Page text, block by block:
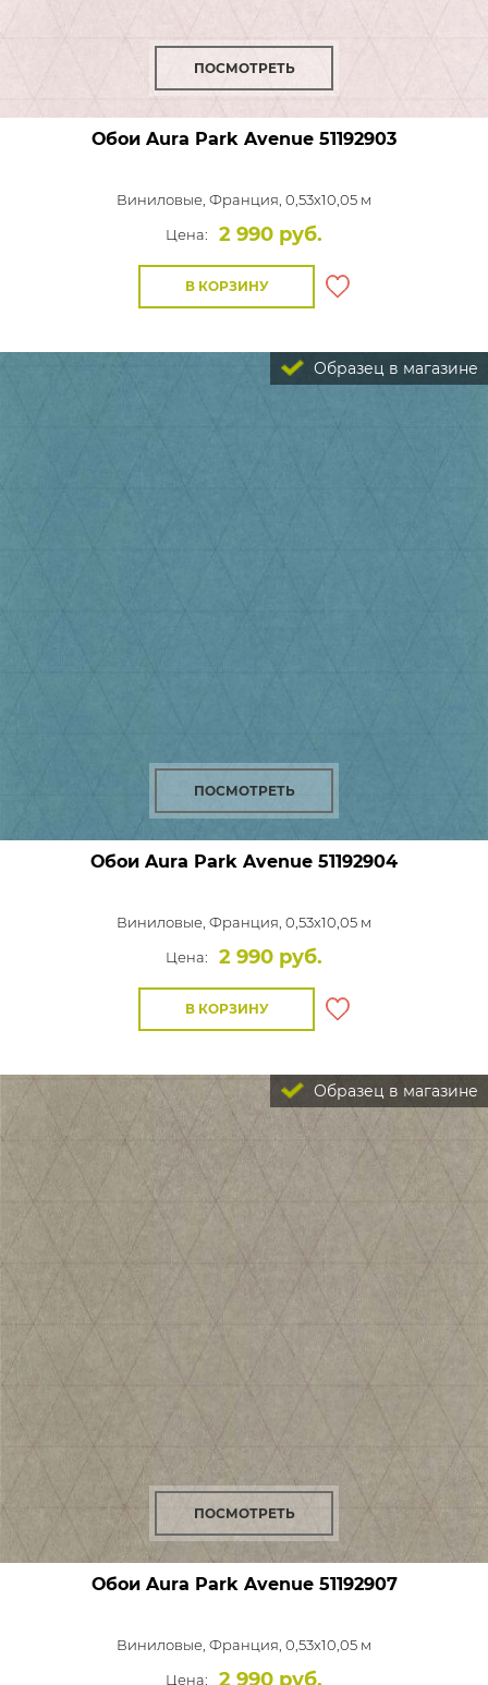
ПОСМОТРЕТЬ
Обои Aura Park Avenue 51192903
Виниловые, Франция, 0,53x10,05 м
Цена:
2 990 руб.
В КОРЗИНУ
Образец в магазине
ПОСМОТРЕТЬ
Обои Aura Park Avenue 51192904
Виниловые, Франция, 0,53x10,05 м
Цена:
2 990 руб.
В КОРЗИНУ
Образец в магазине
ПОСМОТРЕТЬ
Обои Aura Park Avenue51192907
Виниловые, Франция, 0,53x10,05 м
Цена:
2 990 руб.